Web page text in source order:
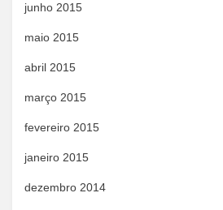
junho 2015
maio 2015
abril 2015
março 2015
fevereiro 2015
janeiro 2015
dezembro 2014